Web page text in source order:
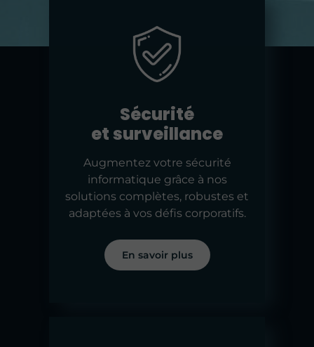
Sécurité
et surveillance
Augmentez votre sécurité
informatique grâce à nos
solutions complètes, robustes et
adaptées à vos défis corporatifs.
En savoir plus